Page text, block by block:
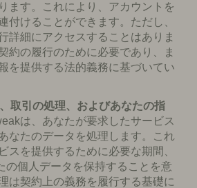
ます。これにより、アカウントを
付けることができます。ただし、
詳細にアクセスすることはありま
約の履行のために必要であり、ま
を提供する法的義務に基づいてい
取引の処理、およびあなたの指
は、あなたが要求したサービス
なたのデータを処理します。これ
スを提供するために必要な期間、
の個人データを保持することを意
は契約上の義務を履行する基礎に